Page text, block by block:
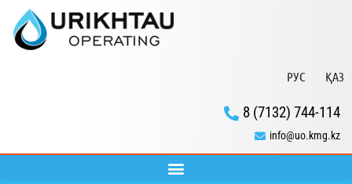
РУС ҚАЗ
8 (7132) 744-114
info@uo.kmg.kz